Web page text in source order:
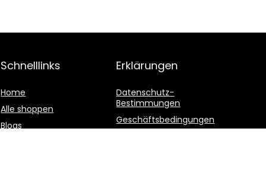
Schnelllinks
Home
Alle shoppen
Blogs
Erklärungen
Datenschutz-
Bestimmungen
Geschäftsbedingungen